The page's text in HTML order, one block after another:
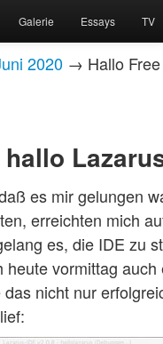
Galerie Essays TV
2020 → Hallo Free
es mir gelungen
erreichten mich
es, die IDE zu
vormittag
nicht nur